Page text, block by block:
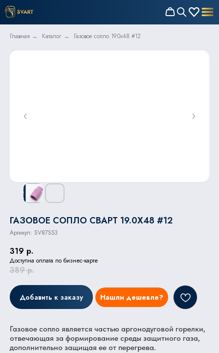
Главная → Каталог → Газовое сопло 19.0x48 #12
ГАЗОВОЕ СОПЛО СВАРТ 19.0X48 #12
Артикул: SV87S53
319 р.
Доступна оплата по бизнес-карте
389 р.
Добавить к заказу Нашли дешевле?
Газовое сопло является частью аргонодуговой горелки,
отвечающая за формирование среды защитного газа,
дополнительно защищая ее от перегрева.